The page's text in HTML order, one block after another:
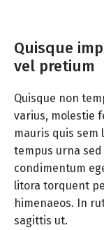
Quisque
vel pretium
Quisque non
varius, molestie
mauris quis sem
tempus urna
condimentum
litora torquent
himenaeos. In
sagittis ut.